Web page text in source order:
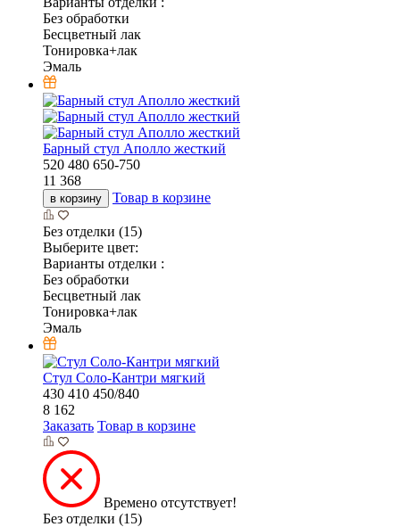
Без обработки
Бесцветный лак
Тонировка+лак
Эмаль
Барный стул Аполло жесткий
520 480 650-750
11 368
в корзину Товар в корзине
Без отделки (15)
Выберите цвет:
Варианты отделки :
Без обработки
Бесцветный лак
Тонировка+лак
Эмаль
Стул Соло-Кантри мягкий
430 410 450/840
8 162
Заказать Товар в корзине
Времено отсутствует!
Без отделки (15)